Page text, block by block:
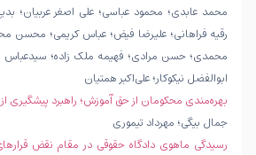
محمد عابدی؛ محمود عباسی؛ علی اصغر عربیان؛
رقیه فراهانی؛ علیرضا فیض؛ عباس کریمی؛
محمدی؛ حسن مرادی؛ فهیمه ملک زاده؛
ابوالفضل نیکوکار؛ علی‌اکبر همتیان
بهره‌مندی محکومان از حق آموزش؛ راهبرد پیشگیری از
جمال بیگی؛ مهرداد تیموری
رسیدگی ماهوی دادگاه حقوقی در مقام نقض